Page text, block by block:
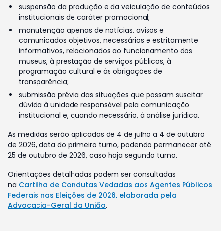
suspensão da produção e da veiculação de conteúdos
institucionais de caráter promocional;
manutenção apenas de notícias, avisos e
comunicados objetivos, necessários e estritamente
informativos, relacionados ao funcionamento dos
museus, à prestação de serviços públicos, à
programação cultural e às obrigações de
transparência;
submissão prévia das situações que possam suscitar
dúvida à unidade responsável pela comunicação
institucional e, quando necessário, à análise jurídica.
As medidas serão aplicadas de 4 de julho a 4 de outubro
de 2026, data do primeiro turno, podendo permanecer até
25 de outubro de 2026, caso haja segundo turno.
Orientações detalhadas podem ser consultadas
na Cartilha de Condutas Vedadas aos Agentes Públicos
Federais nas Eleições de 2026, elaborada pela
Advocacia-Geral da União.